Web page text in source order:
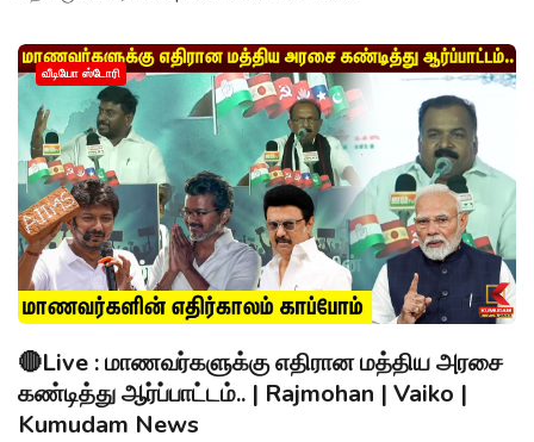
வீடியோ ஸ்டோரி
🔴Live : மாணவர்களுக்கு எதிரான மத்திய அரசை
கண்டித்து ஆர்ப்பாட்டம்.. | Rajmohan | Vaiko |
Kumudam News